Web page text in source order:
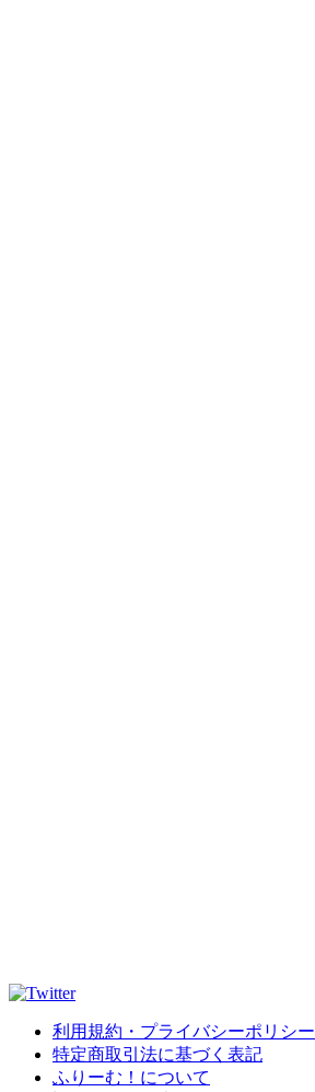
利用規約・プライバシーポリシー
特定商取引法に基づく表記
ふりーむ！について